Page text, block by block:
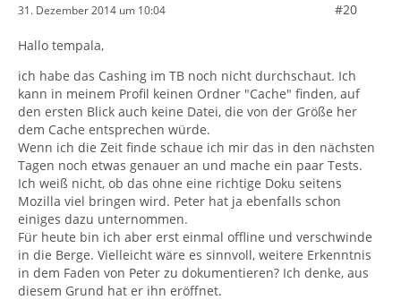
31. Dezember 2014 um 10:04 #20
Hallo tempala,
ich habe das Cashing im TB noch nicht durchschaut. Ich
kann in meinem Profil keinen Ordner "Cache" finden, auf
den ersten Blick auch keine Datei, die von der Größe her
dem Cache entsprechen würde.
Wenn ich die Zeit finde schaue ich mir das in den nächsten
Tagen noch etwas genauer an und mache ein paar Tests.
Ich weiß nicht, ob das ohne eine richtige Doku seitens
Mozilla viel bringen wird. Peter hat ja ebenfalls schon
einiges dazu unternommen.
Für heute bin ich aber erst einmal offline und verschwinde
in die Berge. Vielleicht wäre es sinnvoll, weitere Erkenntnis
in dem Faden von Peter zu dokumentieren? Ich denke, aus
diesem Grund hat er ihn eröffnet.